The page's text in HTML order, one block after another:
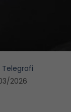
Telegrafi
2026